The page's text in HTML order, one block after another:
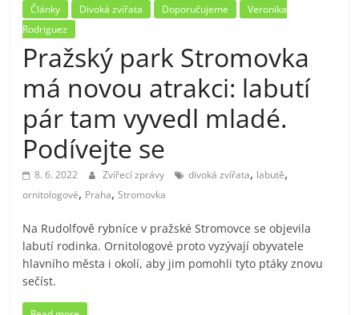
Články Divoká zvířata Doporučujeme
Veronika
Rodriguez
Pražský park Stromovka
má novou atrakci: labutí
pár tam vyvedl mladé.
Podívejte se
8. 6. 2022 Zvířecí zprávy divoká zvířata, labutě,
ornitologové, Praha,Stromovka
Na Rudolfově rybníce v pražské Stromovce se objevila
labutí rodinka. Ornitologové proto vyzývají obyvatele
hlavního města i okolí, aby jim pomohli tyto ptáky znovu
sečíst.